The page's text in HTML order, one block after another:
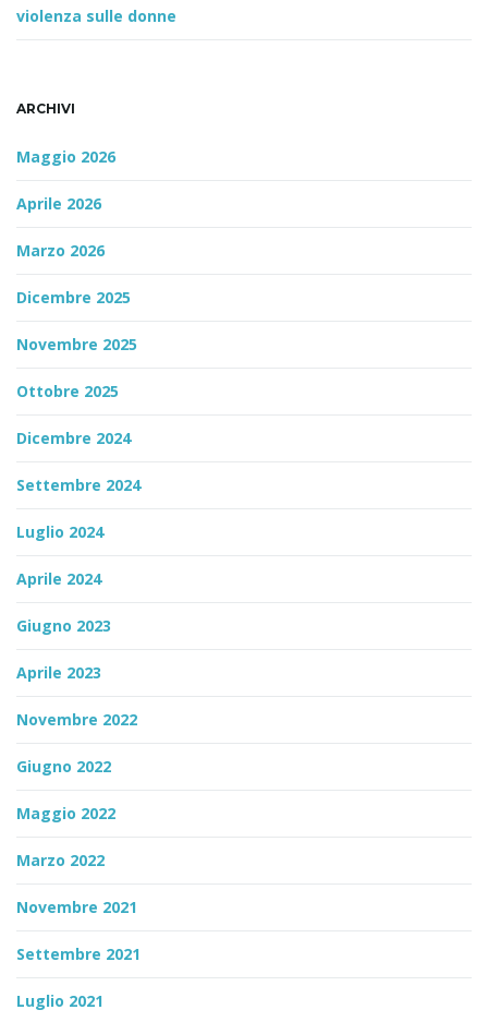
violenza sulle donne
ARCHIVI
Maggio 2026
Aprile 2026
Marzo 2026
Dicembre 2025
Novembre 2025
Ottobre 2025
Dicembre 2024
Settembre 2024
Luglio 2024
Aprile 2024
Giugno 2023
Aprile 2023
Novembre 2022
Giugno 2022
Maggio 2022
Marzo 2022
Novembre 2021
Settembre 2021
Luglio 2021